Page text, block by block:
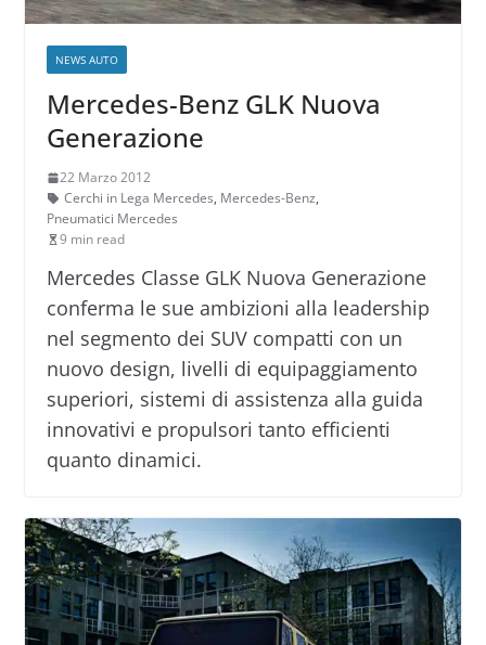
NEWS AUTO
Mercedes-Benz GLK Nuova
Generazione
22 Marzo 2012
Cerchi in Lega Mercedes, Mercedes-Benz,
Pneumatici Mercedes
9 min read
Mercedes Classe GLK Nuova Generazione
conferma le sue ambizioni alla leadership
nel segmento dei SUV compatti con un
nuovo design, livelli di equipaggiamento
superiori, sistemi di assistenza alla guida
innovativi e propulsori tanto efficienti
quanto dinamici.